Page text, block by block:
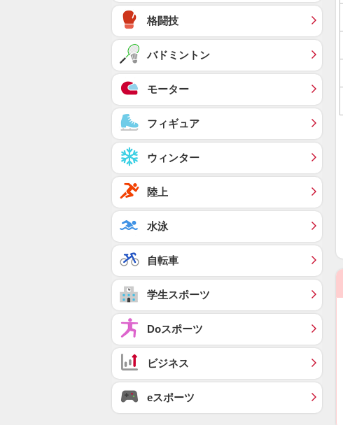
格闘技
バドミントン
モーター
フィギュア
ウィンター
陸上
水泳
自転車
学生スポーツ
Doスポーツ
ビジネス
eスポーツ